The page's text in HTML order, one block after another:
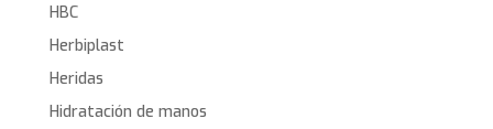
HBC
Herbiplast
Heridas
Hidratación de manos